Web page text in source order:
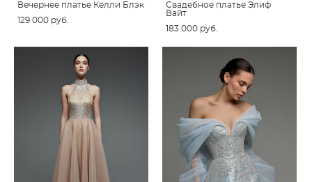
Вечернее платье Келли Блэк
129 000 pуб.
Свадебное платье Элиф
Вайт
183 000 pуб.